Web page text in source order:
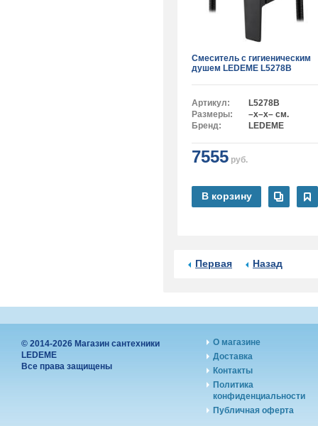
Смеситель с гигиеническим
душем LEDEME L5278B
Артикул:
L5278B
Размеры:
–x–x– см.
Бренд:
LEDEME
7555 руб.
В корзину
Первая Назад
© 2014-2026 Магазин сантехники
LEDEME
Все права защищены
О магазине
Доставка
Контакты
Политика
конфиденциальности
Публичная оферта